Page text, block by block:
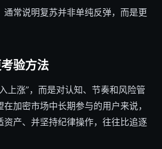
通常说明复苏并非单纯反弹，而是更
验方法
上涨”，而是对认知、节奏和风险管
加密市场中长期参与的用户来说，
产、并坚持纪律操作，往往比追逐